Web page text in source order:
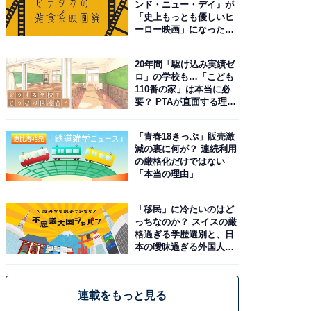
ンド・ニュー・デイ』が
「史上もっとも優しいヒ
ーロー映画」になった理
20年間「駆け込み実績ゼ
ロ」の学校も…「こども
110番の家」は本当に必
要？ PTAが直面する理想
「青春18きっぷ」販売激
減の裏に何が？ 連続利用
の厳格化だけではない
「本当の理由」
「移民」に冷たいのはど
っちなのか？ スイスの厳
格過ぎる学歴選別と、日
本の曖昧過ぎる外国人政
連載をもっと見る